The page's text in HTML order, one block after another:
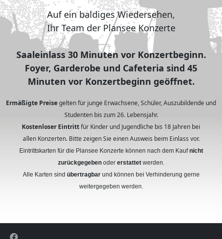
Auf ein baldiges Wiedersehen,
Ihr Team der Plansee Konzerte
Saaleinlass 30 Minuten vor Konzertbeginn.
Foyer, Garderobe und Cafeteria sind 45
Minuten vor Konzertbeginn geöffnet.
Ermäßigte Preisegelten für junge Erwachsene, Schüler, Auszubildende und
Studenten bis zum 26. Lebensjahr.
Kostenloser Eintrittfür Kinder und Jugendliche bis 18 Jahren bei
allen Konzerten. Bitte zeigen Sie einen Ausweis beim Einlass vor.
Eintrittskarten für die Plansee Konzerte können nach dem Kaufnicht
zurückgegebenoder erstattetwerden.
Alle Karten sind übertragbarund können bei Verhinderung gerne
weitergegeben werden.